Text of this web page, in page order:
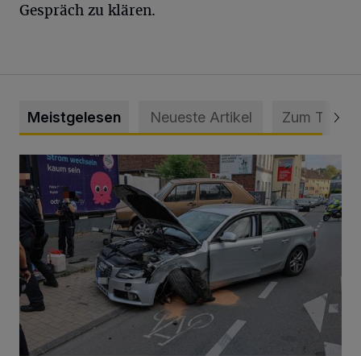
Gespräch zu klären.
Meistgelesen Neueste Artikel Zum Thema
Schwerer Unfall mit 2,48 Promille